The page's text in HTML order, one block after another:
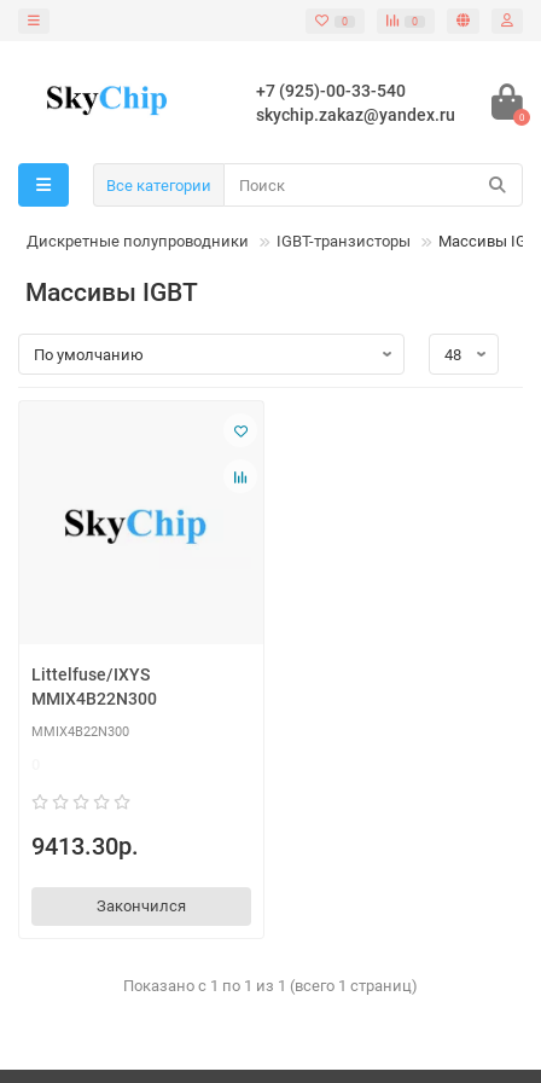
0 0
+7 (925)-00-33-540
skychip.zakaz@yandex.ru
0
Все категории
Дискретные полупроводники IGBT-транзисторы Массивы
Массивы IGBT
Littelfuse/IXYS
MMIX4B22N300
MMIX4B22N300
9413.30р.
Закончился
Показано с 1 по 1 из 1 (всего 1 страниц)